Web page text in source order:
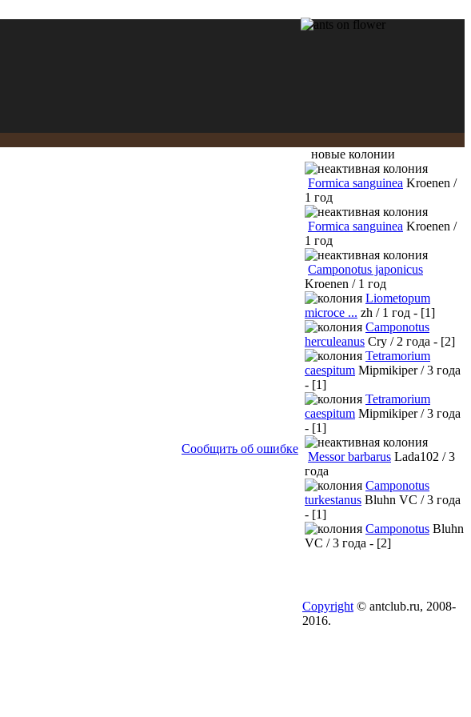
Сообщить об ошибке
новые колонии
Formica sanguinea Kroenen /
1 год
Formica sanguinea Kroenen /
1 год
Camponotus japonicus
Kroenen / 1 год
Liometopum
microce ... zh / 1 год - [1]
Camponotus
herculeanus Cry / 2 года - [2]
Tetramorium
caespitum Mipmikiper / 3 года
- [1]
Tetramorium
caespitum Mipmikiper / 3 года
- [1]
Messor barbarus Lada102 / 3
года
Camponotus
turkestanus Bluhn VC / 3 года
- [1]
Camponotus Bluhn
VC / 3 года - [2]
Copyright © antclub.ru, 2008-
2016.